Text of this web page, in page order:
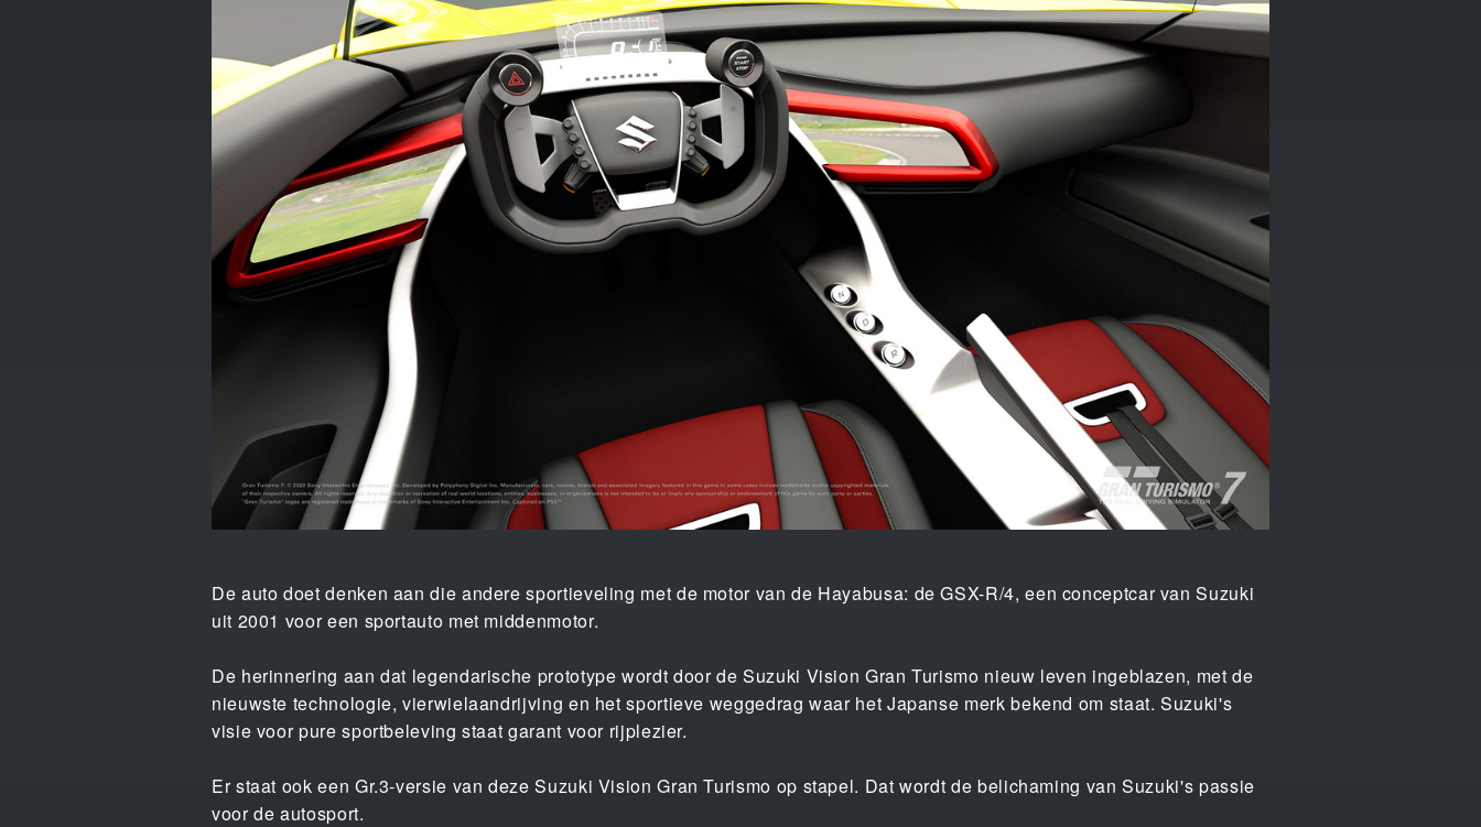
De auto doet denken aan die andere sportieveling met de motor van de Hayabusa: de GSX-R/4, een conceptcar van Suzuki
uit 2001 voor een sportauto met middenmotor.
De herinnering aan dat legendarische prototype wordt door de Suzuki Vision Gran Turismo nieuw leven ingeblazen, met de
nieuwste technologie, vierwielaandrijving en het sportieve weggedrag waar het Japanse merk bekend om staat. Suzuki's
visie voor pure sportbeleving staat garant voor rijplezier.
Er staat ook een Gr.3-versie van deze Suzuki Vision Gran Turismo op stapel. Dat wordt de belichaming van Suzuki's passie
voor de autosport.